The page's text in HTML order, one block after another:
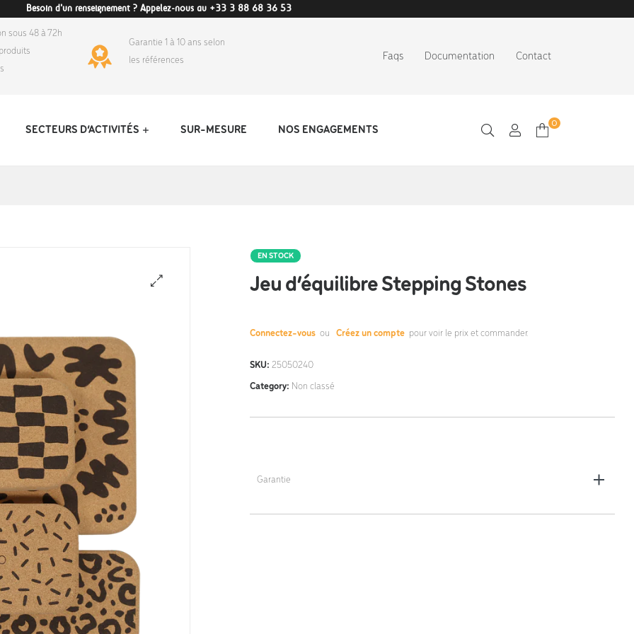
Besoin d'un renseignement ? Appelez-nous au +33 3 88 68 36 53
sous 48 à 72h
Garantie 1 à 10 ans selon
les références
Faqs Documentation Contact
SECTEURS D’ACTIVITÉS SUR-MESURE NOS ENGAGEMENTS
0
EN STOCK
Jeu d’équilibre Stepping Stones
Connectez-vous ou Créez un compte pour voir le prix et commander.
SKU: 25050240
Category: Non classé
Garantie
5 ans